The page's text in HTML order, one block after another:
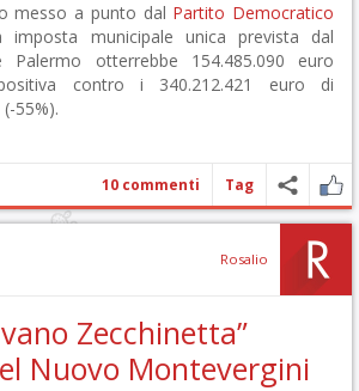
messo a punto dal Partito Democratico
imposta municipale unica prevista dal
Palermo otterrebbe 154.485.090 euro
contro i 340.212.421 euro di
55%).
10 commenti Tag
Rosalio
Zecchinetta”
Nuovo Montevergini